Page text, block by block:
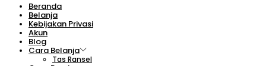
Beranda
Belanja
Kebijakan Privasi
Akun
Blog
Cara Belanja
Tas Ransel